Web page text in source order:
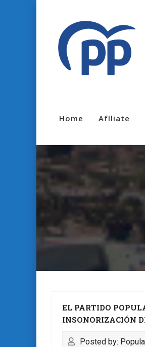
Home Afíliate
EL PARTIDO
INSONORIZACIÓN
Posted by: